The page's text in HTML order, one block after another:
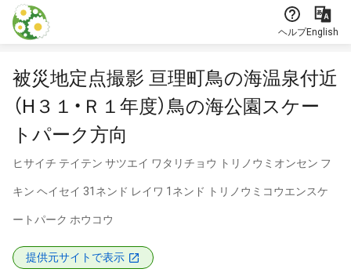
本文に飛ぶ
ヘルプEnglish
被災地定点撮影 亘理町鳥の海温泉付近
（H３１・Ｒ１年度）鳥の海公園スケー
トパーク方向
ヒサイチ テイテン サツエイ ワタリチョウ トリノウミオンセン フ
キン ヘイセイ 31ネンド レイワ 1ネンド トリノウミコウエンスケ
ートパーク ホウコウ
提供元サイトで表示